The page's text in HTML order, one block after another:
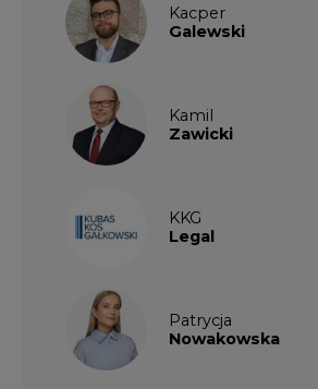
Kacper
Galewski
Kamil
Zawicki
KKG
Legal
Patrycja
Nowakowska